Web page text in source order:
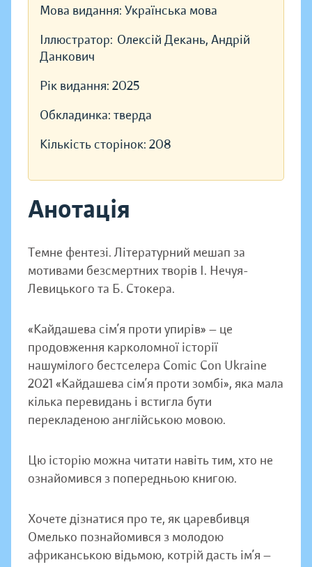
Мова видання: Українська мова
Іллюстратор: Олексій Декань, Андрій
Данкович
Рік видання: 2025
Обкладинка: тверда
Кількість сторінок: 208
Анотація
Темне фентезі. Літературний мешап за
мотивами безсмертних творів І. Нечуя-
Левицького та Б. Стокера.
«Кайдашева сім’я проти упирів» — це
продовження карколомної історії
нашумілого бестселера Comic Con Ukraine
2021 «Кайдашева сім’я проти зомбі», яка мала
кілька перевидань і встигла бути
перекладеною англійською мовою.
Цю історію можна читати навіть тим, хто не
ознайомився з попередньою книгою.
Хочете дізнатися про те, як царевбивця
Омелько познайомився з молодою
африканською відьмою, котрій дасть ім’я —